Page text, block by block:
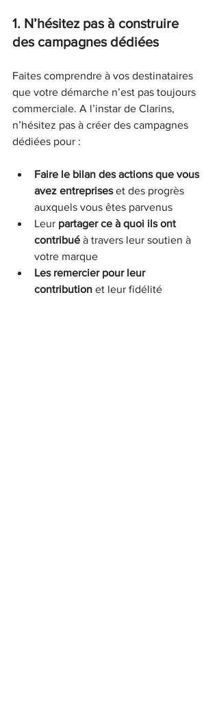
1. N’hésitez pas à construire
des campagnes dédiées
Faites comprendre à vos destinataires
que votre démarche n’est pas toujours
commerciale. A l’instar de Clarins,
n’hésitez pas à créer des campagnes
dédiées pour :
Faire le bilan des actions que vous
avez entreprises et des progrès
auxquels vous êtes parvenus
Leur partager ce à quoi ils ont
contribué à travers leur soutien à
votre marque
Les remercier pour leur
contribution et leur fidélité